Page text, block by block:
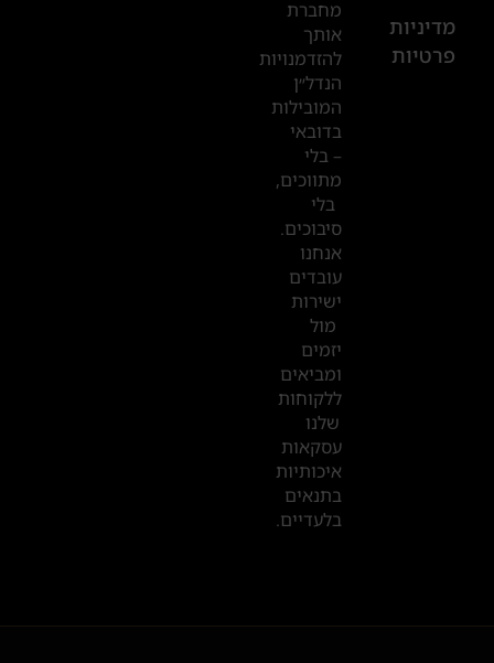
מדיניות
פרטיות
601
2019
המשרדים
שלנו
בדובאי
מחברת
אותך
להזדמנויות
הנדל״ן
המובילות
בדובאי
– בלי
מתווכים,
בלי
סיבוכים.
אנחנו
עובדים
ישירות
מול
יזמים
ומביאים
ללקוחות
שלנו
עסקאות
איכותיות
בתנאים
בלעדיים.